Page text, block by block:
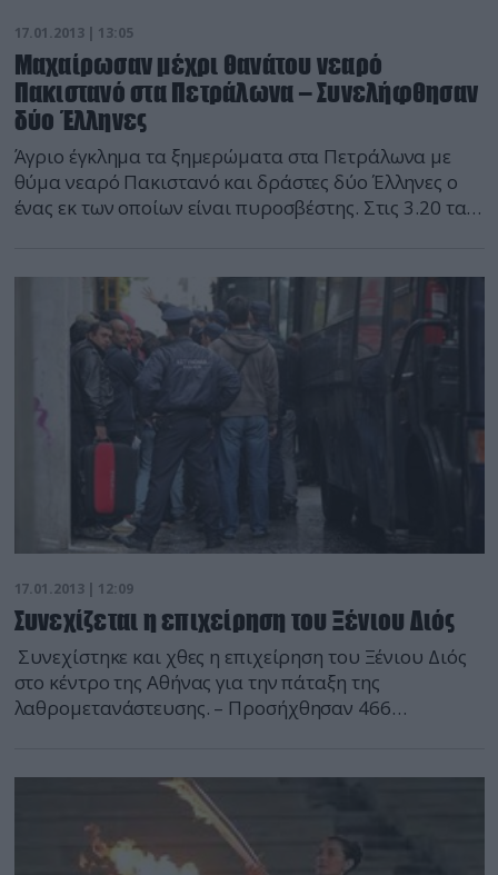
17.01.2013 | 13:05
Μαχαίρωσαν μέχρι θανάτου νεαρό
Πακιστανό στα Πετράλωνα – Συνελήφθησαν
δύο Έλληνες
Άγριο έγκλημα τα ξημερώματα στα Πετράλωνα με
θύμα νεαρό Πακιστανό και δράστες δύο Έλληνες ο
ένας εκ των οποίων είναι πυροσβέστης. Στις 3.20 τα
κάποιο επεισόδιο μεταξύ τριών ανδρών έξω από ένα
καφενείο. Μέχρι να φτάσει η αστυνομία ήταν ήδη
αργά. […]
17.01.2013 | 12:09
Συνεχίζεται η επιχείρηση του Ξένιου Διός
Συνεχίστηκε και χθες η επιχείρηση του Ξένιου Διός
στο κέντρο της Αθήνας για την πάταξη της
λαθρομετανάστευσης. – Προσήχθησαν 466
γιατί δεν πληρούσαν τις νόμιμες προϋποθέσεις
παραμονής στη χώρα. – Προσήχθησαν από
υπαίθριους χώρους 23 εκδιδόμενες γυναίκες, σε
βάρος των οποίων υποβλήθηκαν ισάριθμες […]